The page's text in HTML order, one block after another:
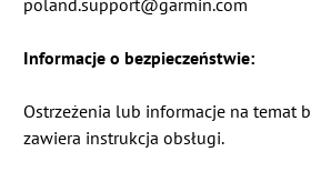
poland.support@garmin.com
Informacje o bezpieczeństwie:
Ostrzeżenia lub informacje na temat
zawiera instrukcja obsługi.